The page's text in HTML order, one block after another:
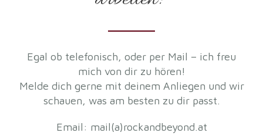
Egal ob telefonisch, oder per Mail – ich freu
mich von dir zu hören!
Melde dich gerne mit deinem Anliegen und wir
schauen, was am besten zu dir passt.
Email: mail(a)rockandbeyond.at